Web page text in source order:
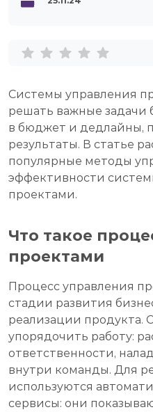
Системы управления
решать важные задачи
в бюджет и дедлайны,
результаты. В статье
популярные методы
эффективности
проектами.
Что такое
проектами
Процесс управления
стадии развития
реализации продукта.
упорядочить работу:
ответственности,
внутри команды. Для
используются
сервисы: они